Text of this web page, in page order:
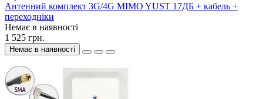
Антенний комплект 3G/4G MIMO YUST 17ДБ + кабель +
переходніки
Немає в наявності
1 525 грн.
Немає в наявності